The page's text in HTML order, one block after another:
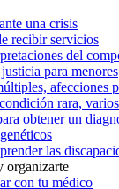
una crisis
recibir servicios
del
para menores
afecciones
rara,
obtener un
las
organizarte
con tu médico